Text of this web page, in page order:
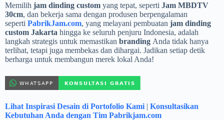
Memilih jam dinding custom yang tepat, seperti Jam MBDTV
30cm, dan bekerja sama dengan produsen berpengalaman
seperti PabrikJam.com, yang melayani pembuatan jam dinding
custom Jakarta hingga ke seluruh penjuru Indonesia, adalah
langkah strategis untuk memastikan branding Anda tidak hanya
terlihat, tetapi juga membekas dan dihargai. Jadikan setiap detik
berharga untuk membangun merek lokal Anda!
Lihat Inspirasi Desain di Portofolio Kami | Konsultasikan
Kebutuhan Anda dengan Tim Pabrikjam.com